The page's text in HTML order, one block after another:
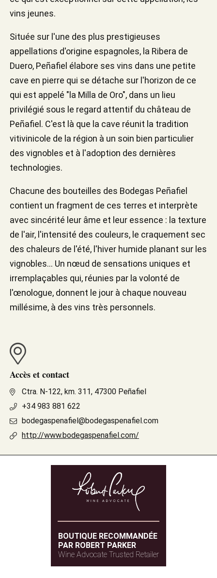
vins jeunes.
Située sur l'une des plus prestigieuses
appellations d'origine espagnoles, la Ribera de
Duero, Peñafiel élabore ses vins dans une petite
cave en pierre qui se détache sur l'horizon de ce
qui est appelé "la Milla de Oro", dans un lieu
privilégié sous le regard attentif du château de
Peñafiel. C'est là que la cave réunit la tradition
vitivinicole de la région à un soin bien particulier
des vignobles et à l'adoption des dernières
technologies.
Chacune des bouteilles des Bodegas Peñafiel
contient un fragment de ces terres et interprète
avec sincérité leur âme et leur essence : la texture
de l'air, l'intensité des couleurs, le craquement sec
des chaleurs de l'été, l'hiver humide planant sur les
vignobles... Un nœud de sensations uniques et
irremplaçables qui, réunies par la volonté de
l'œnologue, donnent le jour à chaque nouveau
millésime, à des vins très personnels.
Accès et contact
Ctra. N-122, km. 311, 47300 Peñafiel
+34 983 881 622
bodegaspenafiel@bodegaspenafiel.com
http://www.bodegaspenafiel.com/
BOUTIQUE RECOMMANDÉE
PAR ROBERT PARKER
Wine Advocate Trusted Retailer